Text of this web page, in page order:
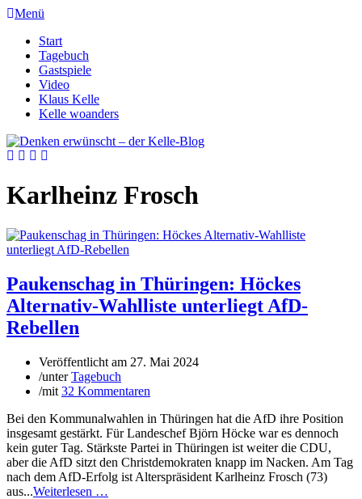
Menü
Start
Tagebuch
Gastspiele
Video
Klaus Kelle
Kelle woanders
Karlheinz Frosch
Paukenschag in Thüringen: Höckes
Alternativ-Wahlliste unterliegt AfD-
Rebellen
Veröffentlicht am 27. Mai 2024
/unterTagebuch
/mit 32 Kommentaren
Bei den Kommunalwahlen in Thüringen hat die AfD ihre Position
insgesamt gestärkt. Für Landeschef Björn Höcke war es dennoch
kein guter Tag. Stärkste Partei in Thüringen ist weiter die CDU,
aber die AfD sitzt den Christdemokraten knapp im Nacken. Am Tag
nach dem AfD-Erfolg ist Alterspräsident Karlheinz Frosch (73)
aus...Weiterlesen …